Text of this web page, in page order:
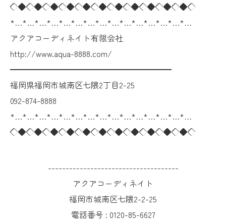
◇◆◇◆◇◆◇◆◇◆◇◆◇◆◇◆◇◆◇◆◇◆◇
*…*…*…*…*…*…*…*…*…*…*…*…*…*…*…
アクアコーディネイト有限会社
http://www.aqua-8888.com/
━━━━━━━━━━━━━━━━━━━━
福岡県福岡市城南区七隈2丁目2-25
092-874-8888
*…*…*…*…*…*…*…*…*…*…*…*…*…*…*…
◇◆◇◆◇◆◇◆◇◆◇◆◇◆◇◆◇◆◇◆◇◆◇
-------------------------------------
アクアコーディネイト
福岡市城南区七隈2-2-25
電話番号 : 0120-85-6627